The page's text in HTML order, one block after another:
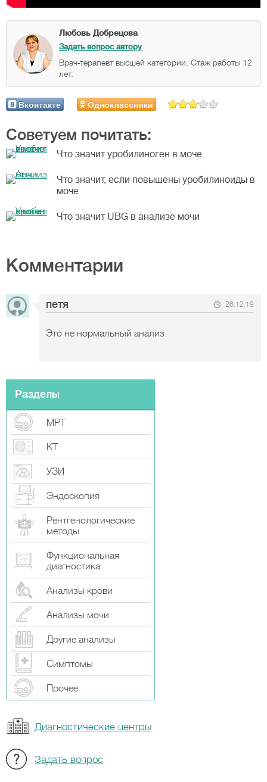
Любовь Добрецова
Задать вопрос автору
Врач-терапевт высшей категории. Стаж работы 12
лет.
Вконтакте Одноклассники
Советуем почитать:
Что значит уробилиноген в моче
Что значит, если повышены уробилиноиды в
моче
Что значит UBG в анализе мочи
Комментарии
петя 26.12.19
Это не нормальный анализ.
Разделы
МРТ
КТ
УЗИ
Эндоскопия
Рентгенологические
методы
Функциональная
диагностика
Анализы крови
Анализы мочи
Другие анализы
Симптомы
Прочeе
Диагностические центры
Задать вопрос